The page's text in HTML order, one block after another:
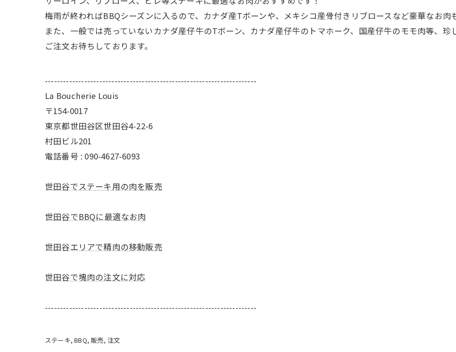
梅雨が終わればBBQシーズンに入るので、カナダ産Tボーンや、メキシコ産骨付きリブロースなど豪華なお肉
また、一般では売っていないカナダ産仔牛のTボーン、カナダ産仔牛のトマホーク、国産仔牛のモモ肉等、珍
ご注文お待ちしております。
----------------------------------------------------------------------
La Boucherie Louis
〒154-0017
東京都世田谷区世田谷4-22-6
村田ビル201
電話番号 : 090-4627-6093
世田谷でステーキ用の肉を販売
世田谷でBBQに最適なお肉
世田谷エリアで精肉の移動販売
世田谷で塊肉の注文に対応
----------------------------------------------------------------------
ステーキ BBQ 販売 注文